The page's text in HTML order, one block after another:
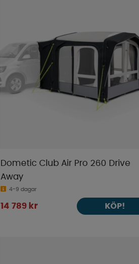
Dometic Club Air Pro 260 Drive
Away
4-9 dagar
14 789 kr KÖP!